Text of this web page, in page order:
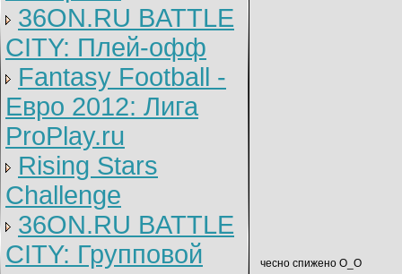
36ON.RU BATTLE
CITY: Плей-офф
Fantasy Football -
Евро 2012: Лига
ProPlay.ru
Rising Stars
Challenge
36ON.RU BATTLE
CITY: Групповой
чесно спижено О_О